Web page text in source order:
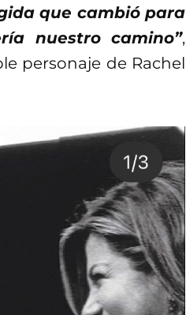
que cambió para
nuestro camino”,
personaje de Rachel